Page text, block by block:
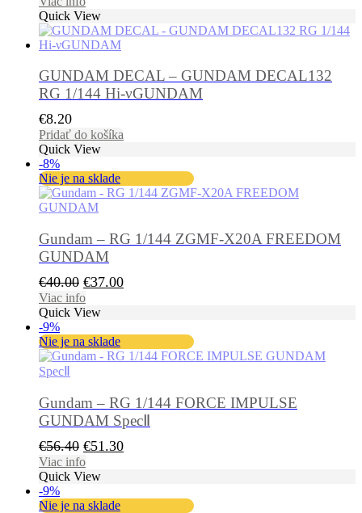
bola:
€16.40.€15.40.
Quick View
GUNDAM DECAL – GUNDAM DECAL132
RG 1/144 Hi-νGUNDAM
€8.20
Pridať do košíka
Quick View
-8%
Nie je na sklade
Gundam – RG 1/144 ZGMF-X20A FREEDOM
GUNDAM
€40.00 Pôvodná
cena
bola:
€40.00.
€37.00Aktuálna
€37.00.
Viac info
Quick View
-9%
Nie je na sklade
Gundam – RG 1/144 FORCE IMPULSE
GUNDAM SpecⅡ
€56.40 Pôvodná
cena
bola:
€56.40.
€51.30Aktuálna
€51.30.
Viac info
Quick View
-9%
Nie je na sklade